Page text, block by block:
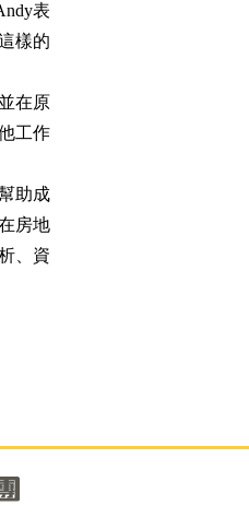
表
樣的
在原
工作
助成
房地
、資